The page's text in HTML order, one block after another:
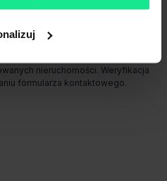
wyłącznie informacyjny i nie
lub nieaktualność ogłoszenia.
nieruchomości. Weryfikacja
formularza kontaktowego.